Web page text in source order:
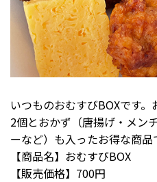
いつものおむすびBOXです
2個とおかず（唐揚げ・メン
ーなど）も入ったお得な商品
【商品名】おむすびBOX
【販売価格】700円